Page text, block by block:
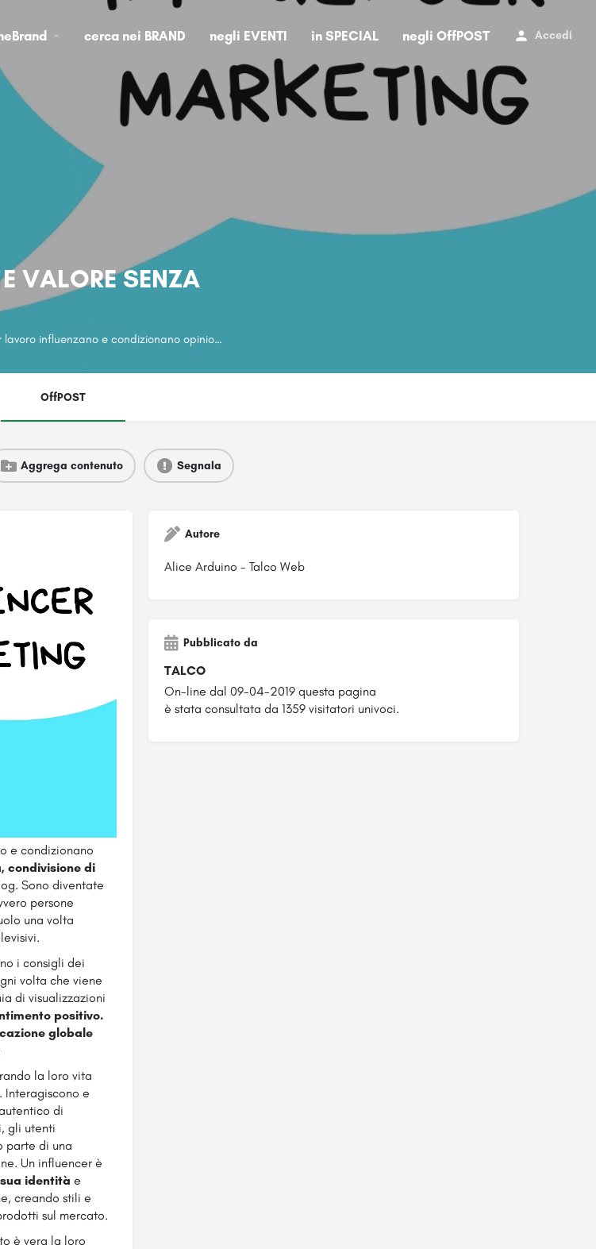
cerca nei BRAND negli EVENTI in SPECIAL negli OffPOST Accedi
VALORE SENZA
Gli influencer sono i blogger che per passione e per lavoro influenzano e condizionano opinioni, sentimenti e scelte delle persone attraverso la scrittura, condivisione di post, foto o articoli su piattaforme come instangram, Youtube e blog. Sono div
OffPOST
Aggrega contenuto Segnala
e condizionano
condivisione di
Sono diventate
persone
una volta
i consigli dei
volta che viene
di visualizzazioni
positivo.
globale
la loro vita
e
di
gli utenti
parte di una
Un influencer è
identità e
creando stili e
sul mercato.
è vera la loro
Autore
Alice Arduino - Talco Web
Pubblicato da
TALCO
On-line dal 09-04-2019 questa pagina
è stata consultata da 1359 visitatori univoci.